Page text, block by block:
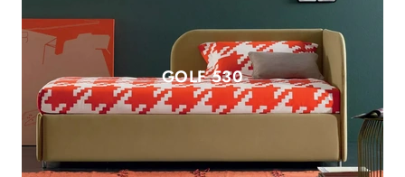
GOLF 530